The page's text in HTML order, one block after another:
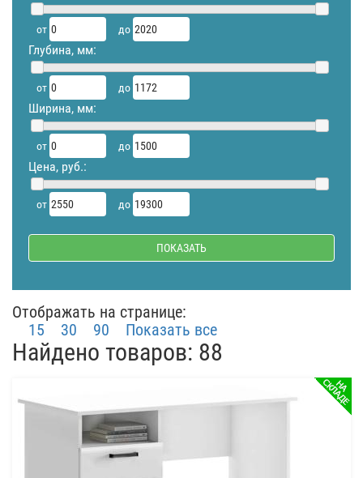
от до
Глубина, мм:
от до
Ширина, мм:
от до
Цена, руб.:
от до
Отображать на странице:
15
30 90 Показать все
Найдено товаров: 88